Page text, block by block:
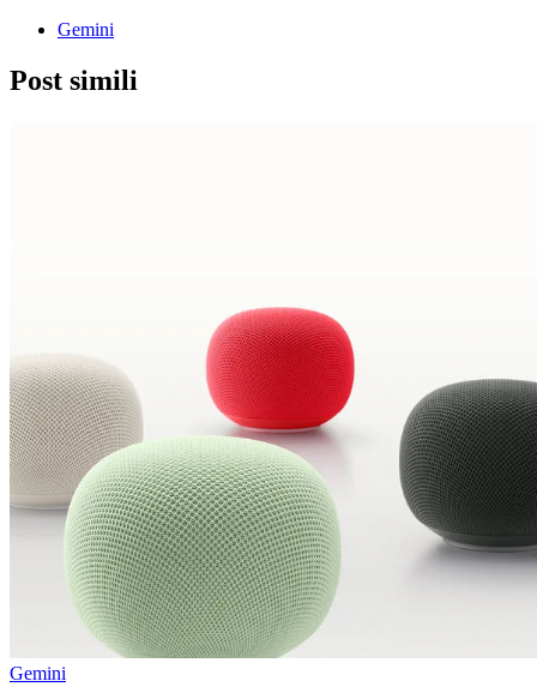
Gemini
Post simili
Gemini